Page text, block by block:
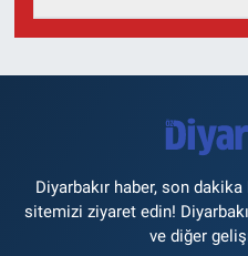
Diyarbakır haber, son
sitemizi ziyaret edin!
ve diğer